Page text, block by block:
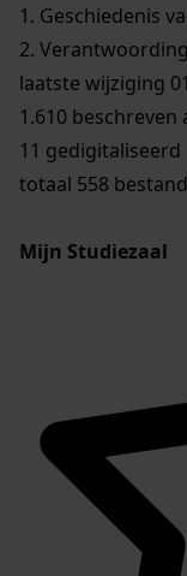
1. Geschiedenis
2.
laatste wijziging
1.610
11 gedigitaliseerd
totaal 558
Mijn Studiezaal